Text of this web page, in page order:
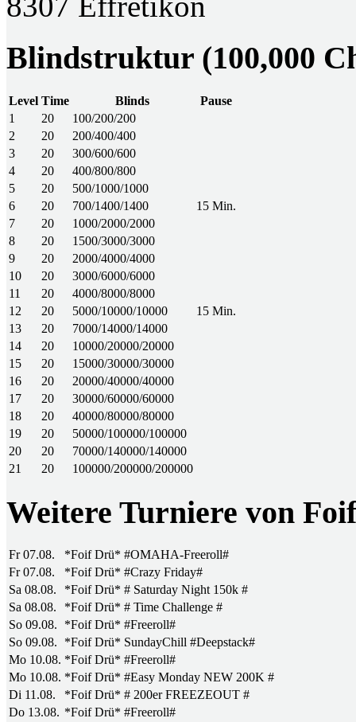
Blindstruktur (100,000
Level Time Blinds
Pause
1
20
100/200/200
2
20
200/400/400
3
20
300/600/600
4
20
400/800/800
5
20
500/1000/1000
6
20 700/1400/1400
15 Min.
7
20
1000/2000/2000
8
20
1500/3000/3000
9
20
2000/4000/4000
10
20
3000/6000/6000
11
20
4000/8000/8000
12
20 5000/10000/10000
15 Min.
13
20
7000/14000/14000
14
20
10000/20000/20000
15
20
15000/30000/30000
16
20
20000/40000/40000
17
20
30000/60000/60000
18
20
40000/80000/80000
19
20
50000/100000/100000
20
20
70000/140000/140000
21
20 100000/200000/200000
Weitere Turniere von
Fr 07.08.
*Foif Drü* #OMAHA-Freeroll#
Fr 07.08.
*Foif Drü* #Crazy Friday#
Sa 08.08.
*Foif Drü* # Saturday Night 150k #
Sa 08.08.
*Foif Drü* # Time Challenge #
So 09.08.
*Foif Drü* #Freeroll#
So 09.08.
*Foif Drü* SundayChill #Deepstack#
Mo 10.08. *Foif Drü* #Freeroll#
Mo 10.08. *Foif Drü* #Easy Monday NEW 200K #
Di 11.08.
*Foif Drü* # 200er FREEZEOUT #
Do 13.08. *Foif Drü* #Freeroll#